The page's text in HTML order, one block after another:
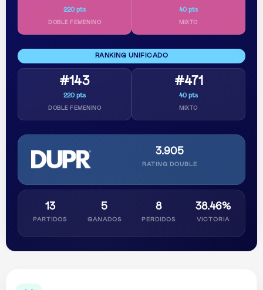
220 pts
DOBLE FEMENINO
40 pts
MIXTO
RANKING UNIFICADO
#143
220 pts
DOBLE FEMENINO
#471
40 pts
MIXTO
3.905
RATING DOUBLE
13
PARTIDOS
5
GANADOS
8
PERDIDOS
38.46%
VICTORIA